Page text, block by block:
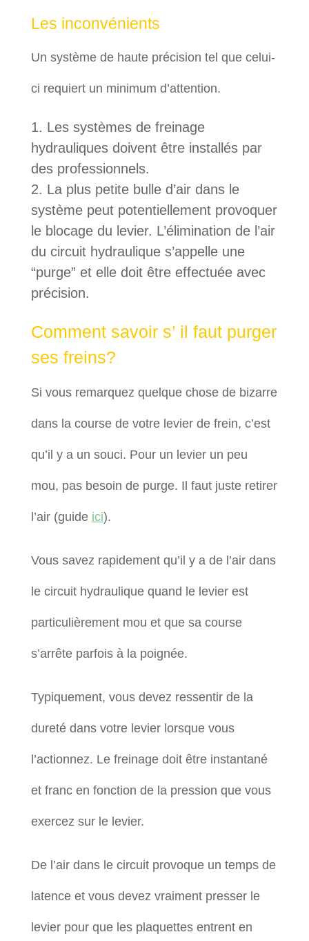
Les inconvénients
Un système de haute précision tel que celui-
ci requiert un minimum d’attention.
Les systèmes de freinage
hydrauliques doivent être installés par
des professionnels.
La plus petite bulle d’air dans le
système peut potentiellement provoquer
le blocage du levier. L’élimination de l’air
du circuit hydraulique s’appelle une
“purge” et elle doit être effectuée avec
précision.
Comment savoir s’ il faut purger
ses freins?
Si vous remarquez quelque chose de bizarre
dans la course de votre levier de frein, c’est
qu’il y a un souci. Pour un levier un peu
mou, pas besoin de purge. Il faut juste retirer
l’air (guide ici).
Vous savez rapidement qu’il y a de l’air dans
le circuit hydraulique quand le levier est
particulièrement mou et que sa course
s’arrête parfois à la poignée.
Typiquement, vous devez ressentir de la
dureté dans votre levier lorsque vous
l’actionnez. Le freinage doit être instantané
et franc en fonction de la pression que vous
exercez sur le levier.
De l’air dans le circuit provoque un temps de
latence et vous devez vraiment presser le
levier pour que les plaquettes entrent en